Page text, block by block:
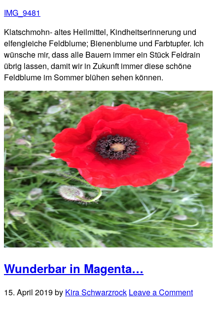
IMG_9481
Klatschmohn- altes Heilmittel, Kindheitserinnerung und
elfengleiche Feldblume; Bienenblume und Farbtupfer. Ich
wünsche mir, dass alle Bauern immer ein Stück Feldrain
übrig lassen, damit wir in Zukunft immer diese schöne
Feldblume im Sommer blühen sehen können.
Wunderbar in Magenta…
15. April 2019by Kira Schwarzrock Leave a Comment